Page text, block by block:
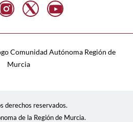
derechos reservados.
de la Región de Murcia.